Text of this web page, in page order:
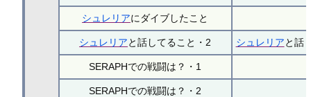
シュレリアにダイブしたこと
シュレリアと話してること・2 シュレリアと話
SERAPHでの戦闘は？・1
SERAPHでの戦闘は？・2